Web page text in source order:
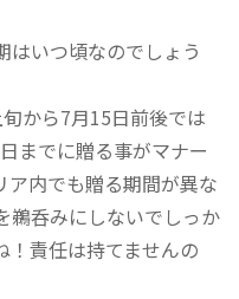
いつ頃なのでしょう
から7月15日前後では
までに贈る事がマナー
ア内でも贈る期間が異な
鵜呑みにしないでしっか
！責任は持てませんの